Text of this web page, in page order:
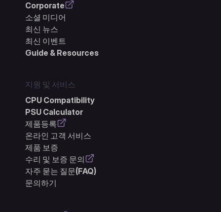
Corporate
소셜 미디어
최신 뉴스
최신 이벤트
Guide & Resources
지원 및 서비스
CPU Compatibility
PSU Calculator
제품등록
온라인 고객 서비스
제품 보증
수리 및 보증 문의
자주 묻는 질문(FAQ)
문의하기